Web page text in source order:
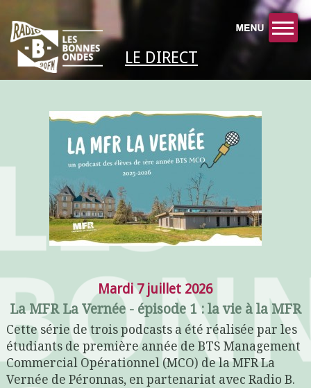
LE DIRECT
Mardi 7 juillet 2026
La MFR La Vernée - épisode 1 : la vie à la MFR
Cette série de trois podcasts a été réalisée par les
étudiants de première année de BTS Management
Commercial Opérationnel (MCO) de la MFR La
Vernée de Péronnas, en partenariat avec Radio B.